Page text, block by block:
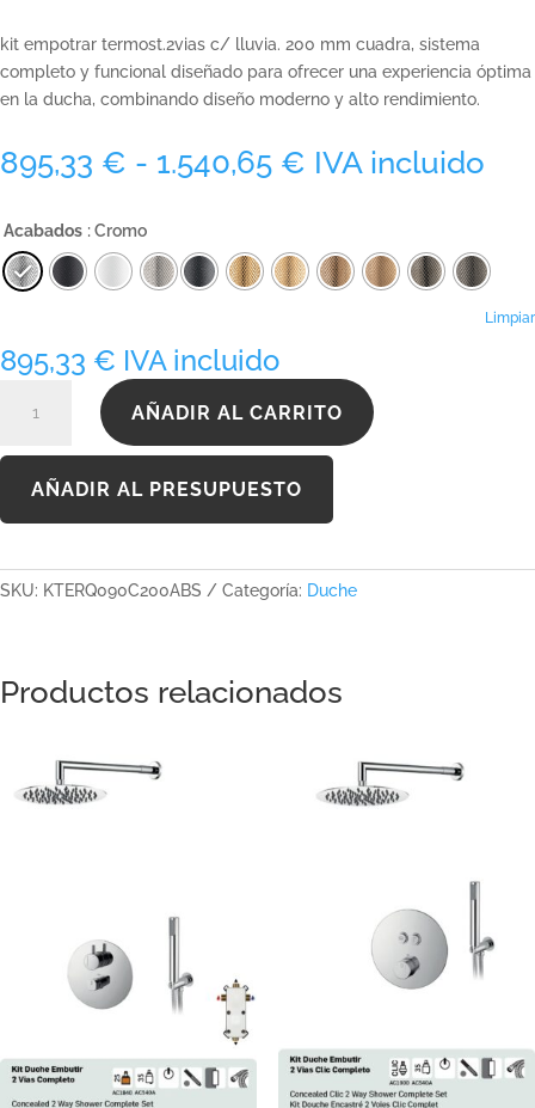
kit empotrar termost.2vias c/ lluvia. 200 mm cuadra, sistema
completo y funcional diseñado para ofrecer una experiencia óptima
en la ducha, combinando diseño moderno y alto rendimiento.
895,33 € - 1.540,65 € Rango
desde
895,33 €
hasta
IVA incluido
Acabados : Cromo
Limpiar
895,33 € IVA incluido
KTERQ090C200ABS
cantidad
AÑADIR AL CARRITO
AÑADIR AL PRESUPUESTO
SKU: KTERQ090C200ABS Categoría: Duche
Productos relacionados